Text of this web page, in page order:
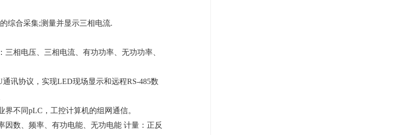
的综合采集;测量并显示三相电流.
相电压、三相电流、有功功率、无功功率、
讯协议，实现LED现场显示和远程RS-485数
不同pLC，工控计算机的组网通信。
数、频率、有功电能、无功电能 计量：正反